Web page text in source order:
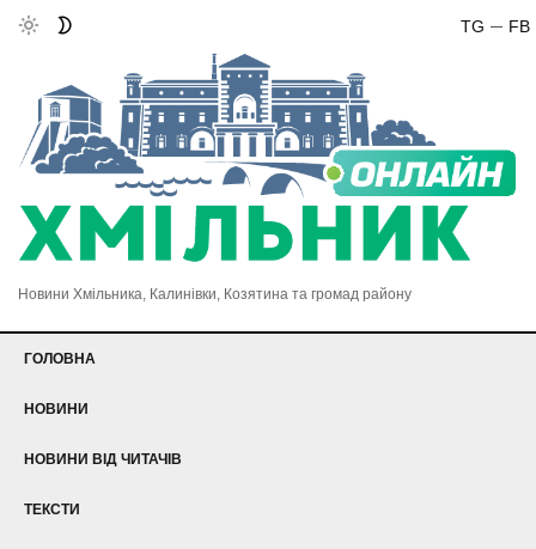
FB
TG
Новини Хмільника, Калинівки, Козятина та громад району
ГОЛОВНА
НОВИНИ
НОВИНИ ВІД ЧИТАЧІВ
ТЕКСТИ